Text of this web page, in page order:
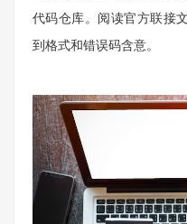
代码仓库。阅读官方联接
到格式和错误码含意。